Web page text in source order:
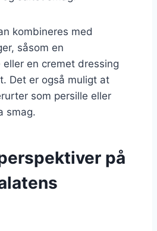
kombineres med
såsom en
en cremet dressing
Det er også muligt at
som persille eller
smag.
på